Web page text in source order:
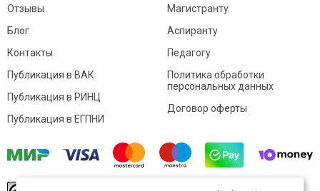
Отзывы
Блог
Контакты
Магистранту
Аспиранту
Педагогу
Публикация в ВАК
Публикация в РИНЦ
Публикация в ЕГПНИ
Политика обработки
персональных данных
Договор оферты